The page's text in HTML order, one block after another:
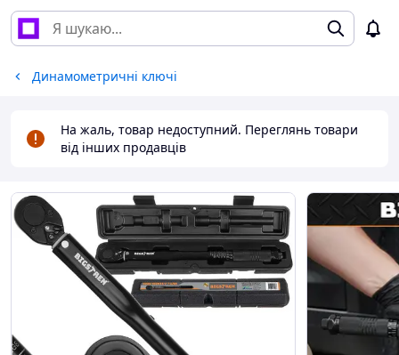
Динамометричні ключі
На жаль, товар недоступний. Переглянь товари
від інших продавців